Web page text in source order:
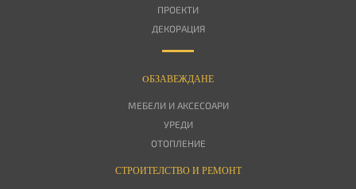
ПРОЕКТИ
ДЕКОРАЦИЯ
OБЗАВЕЖДАНЕ
МЕБЕЛИ И АКСЕСОАРИ
УРЕДИ
ОТОПЛЕНИЕ
СТРОИТЕЛСТВО И РЕМОНТ